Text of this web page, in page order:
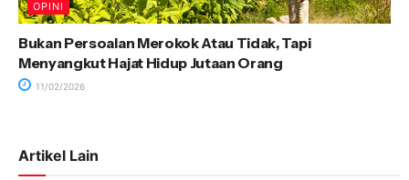
OPINI
Bukan Persoalan Merokok Atau Tidak, Tapi
Menyangkut Hajat Hidup Jutaan Orang
11/02/2026
Artikel Lain